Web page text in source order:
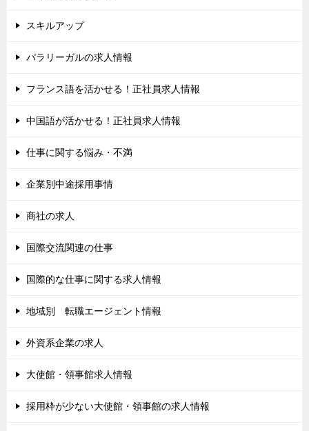
スキルアップ
パラリーガルの求人情報
フランス語を活かせる！正社員求人情報
中国語が活かせる！正社員求人情報
仕事に関する悩み・不満
企業別中途採用事情
商社の求人
国際交流関連の仕事
国際的な仕事に関する求人情報
地域別 転職エージェント情報
外資系企業の求人
大使館・領事館求人情報
採用枠が少ない大使館・領事館の求人情報